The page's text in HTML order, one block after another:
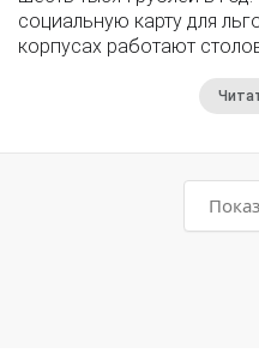
социальную карту для
корпусах работают